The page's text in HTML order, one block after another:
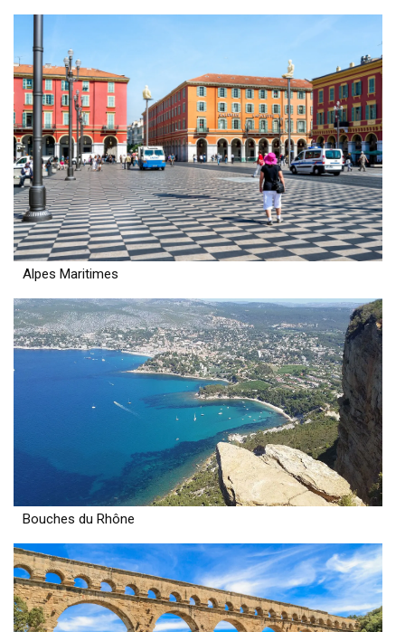
Alpes Maritimes
Bouches du Rhône